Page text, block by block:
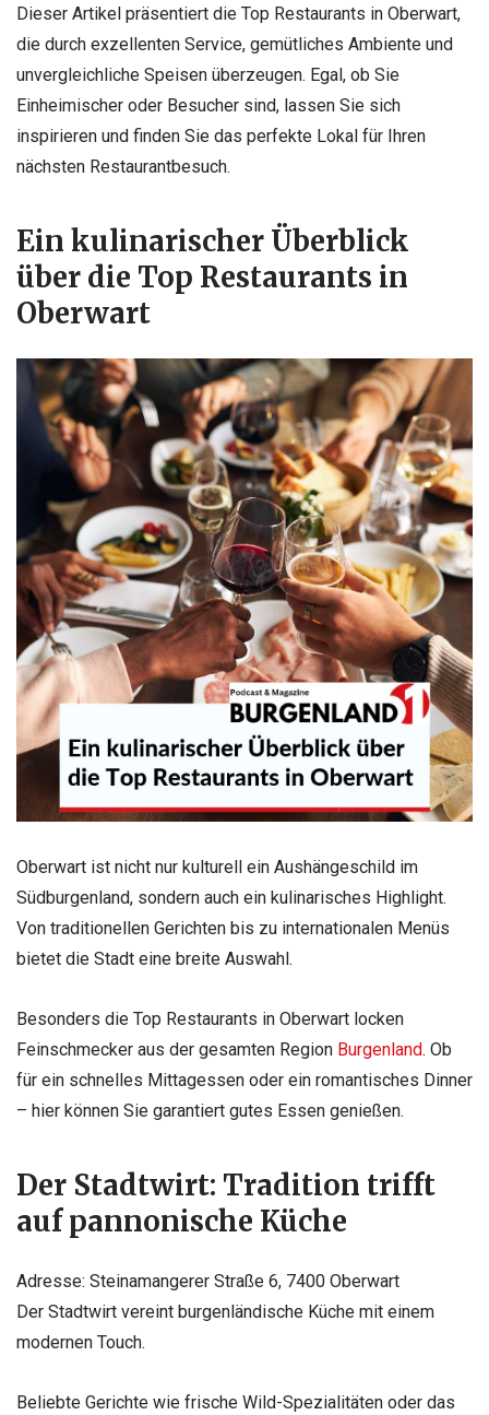
Dieser Artikel präsentiert die Top Restaurants in Oberwart,
die durch exzellenten Service, gemütliches Ambiente und
unvergleichliche Speisen überzeugen. Egal, ob Sie
Einheimischer oder Besucher sind, lassen Sie sich
inspirieren und finden Sie das perfekte Lokal für Ihren
nächsten Restaurantbesuch.
Ein kulinarischer Überblick
über die Top Restaurants in
Oberwart
Oberwart ist nicht nur kulturell ein Aushängeschild im
Südburgenland, sondern auch ein kulinarisches Highlight.
Von traditionellen Gerichten bis zu internationalen Menüs
bietet die Stadt eine breite Auswahl.
Besonders die Top Restaurants in Oberwart locken
Feinschmecker aus der gesamten Region Burgenland. Ob
für ein schnelles Mittagessen oder ein romantisches Dinner
– hier können Sie garantiert gutes Essen genießen.
Der Stadtwirt: Tradition trifft
auf pannonische Küche
Adresse: Steinamangerer Straße 6, 7400 Oberwart
Der Stadtwirt vereint burgenländische Küche mit einem
modernen Touch.
Beliebte Gerichte wie frische Wild-Spezialitäten oder das